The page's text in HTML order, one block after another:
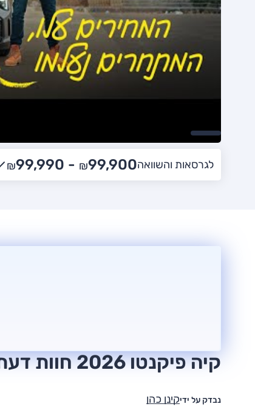
לגרסאות והשוואה ₪99,900 -
₪99,990
קיה פיקנטו 2026 חוות דעת
נבדק על ידיקינן כהן